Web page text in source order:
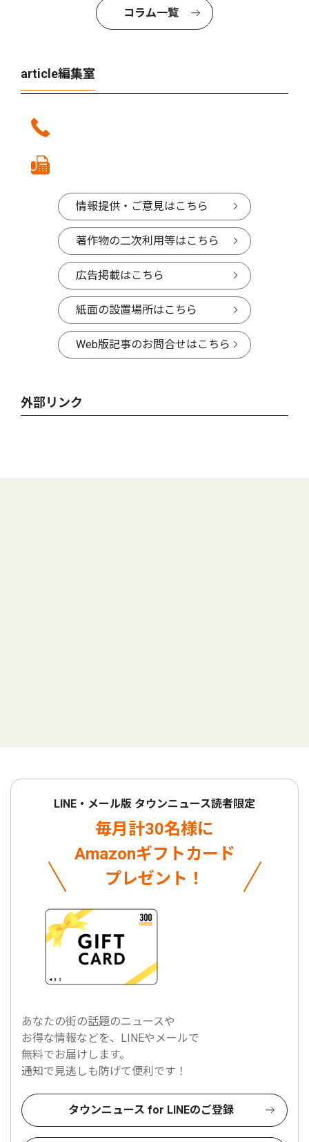
コラム一覧
article編集室
情報提供・ご意見はこちら
著作物の二次利用等はこちら
広告掲載はこちら
紙面の設置場所はこちら
Web版記事のお問合せはこちら
外部リンク
LINE・メール版 タウンニュース読者限定
毎月計30名様に
Amazonギフトカード
プレゼント！
あなたの街の話題のニュースや
お得な情報などを、LINEやメールで
無料でお届けします。
通知で見逃しも防げて便利です！
タウンニュース for LINEのご登録